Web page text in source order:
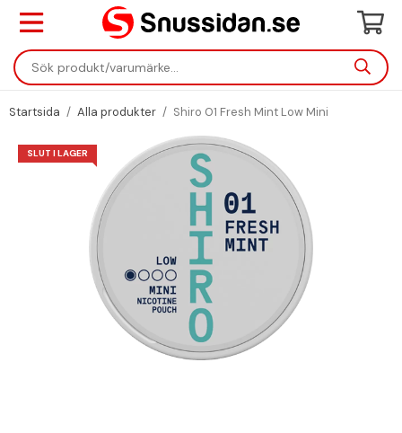
Startsida / Alla produkter / Shiro 01 Fresh Mint Low Mini
SLUT I LAGER